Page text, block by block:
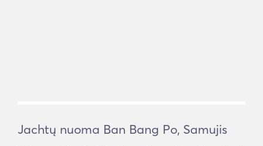
Jachtų nuoma Ban Bang Po, Samujis